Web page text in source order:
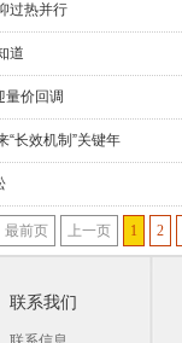
过热并行
道
量价回调
“长效机制”关键年
最前页 上一页 1 2
联系我们